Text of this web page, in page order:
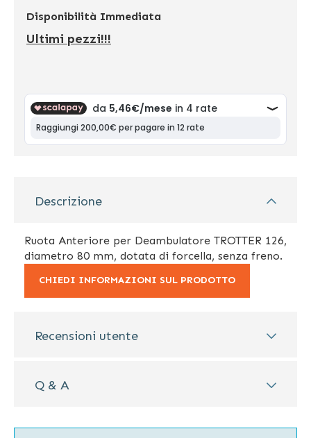
Disponibilità Immediata
Ultimi pezzi!!!
Descrizione
Ruota Anteriore per Deambulatore TROTTER 126,
diametro 80 mm, dotata di forcella, senza freno.
CHIEDI INFORMAZIONI SUL PRODOTTO
Recensioni utente
Q & A